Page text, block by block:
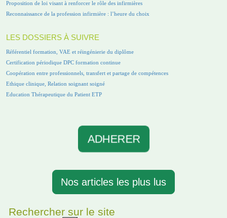
Proposition de loi visant à renforcer le rôle des infirmières
Reconnaissance de la profession infirmière : l’heure du choix
LES DOSSIERS À SUIVRE
Référentiel formation, VAE et réingénierie du diplôme
Certification périodique DPC formation continue
Coopération entre professionnels, transfert et partage de compétences
Ethique clinique, Relation soignant soigné
Education Thérapeutique du Patient ETP
ADHERER
Nos articles les plus lus
Rechercher sur le site